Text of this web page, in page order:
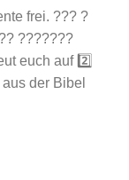
frei. ??? ?
???????
euch auf 2️⃣
der Bibel